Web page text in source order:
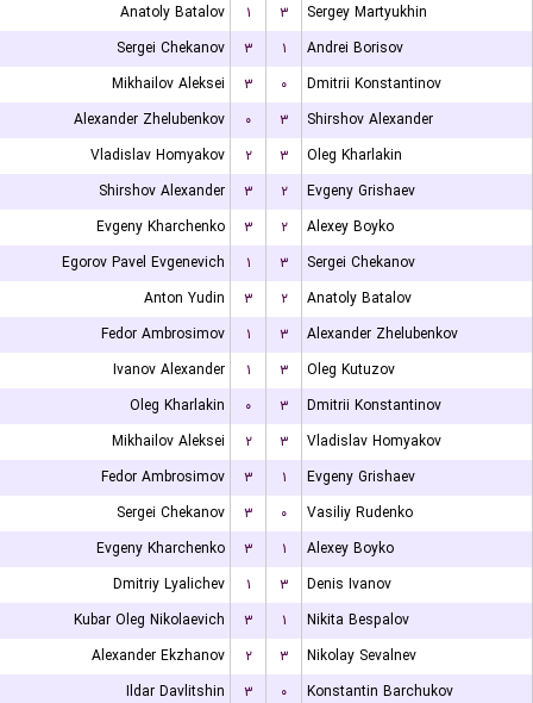
Anatoly Batalov
۱ ۳
Sergey Martyukhin
Sergei Chekanov
۳ ۱
Andrei Borisov
Mikhailov Aleksei
۳ ۰
Dmitrii Konstantinov
Alexander Zhelubenkov
۰ ۳
Shirshov Alexander
Vladislav Homyakov
۲ ۳
Oleg Kharlakin
Shirshov Alexander
۳ ۲
Evgeny Grishaev
Evgeny Kharchenko
۳ ۲
Alexey Boyko
Egorov Pavel Evgenevich
۱ ۳
Sergei Chekanov
Anton Yudin
۳ ۲
Anatoly Batalov
Fedor Ambrosimov
۱ ۳
Alexander Zhelubenkov
Ivanov Alexander
۱ ۳
Oleg Kutuzov
Oleg Kharlakin
۰ ۳
Dmitrii Konstantinov
Mikhailov Aleksei
۲ ۳
Vladislav Homyakov
Fedor Ambrosimov
۳ ۱
Evgeny Grishaev
Sergei Chekanov
۳ ۰
Vasiliy Rudenko
Evgeny Kharchenko
۳ ۱
Alexey Boyko
Dmitriy Lyalichev
۱ ۳
Denis Ivanov
Kubar Oleg Nikolaevich
۳ ۱
Nikita Bespalov
Alexander Ekzhanov
۲ ۳
Nikolay Sevalnev
Ildar Davlitshin
۳ ۰ Konstantin Barchukov